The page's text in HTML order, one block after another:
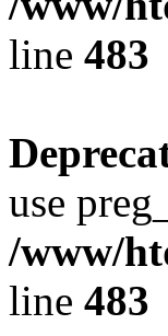
line 483
use
/www/
line 483